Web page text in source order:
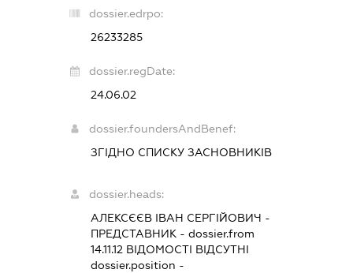
dossier.edrpo:
26233285
dossier.regDate:
24.06.02
dossier.foundersAndBenef:
ЗГІДНО СПИСКУ ЗАСНОВНИКІВ
dossier.heads:
АЛЕКСЄЄВ ІВАН СЕРГІЙОВИЧ -
ПРЕДСТАВНИК- dossier.from
14.11.12ВІДОМОСТІ ВІДСУТНІ
dossier.position -